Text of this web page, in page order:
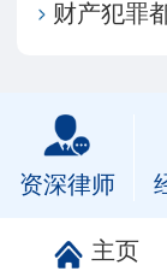
财产犯罪
资深律师
主页